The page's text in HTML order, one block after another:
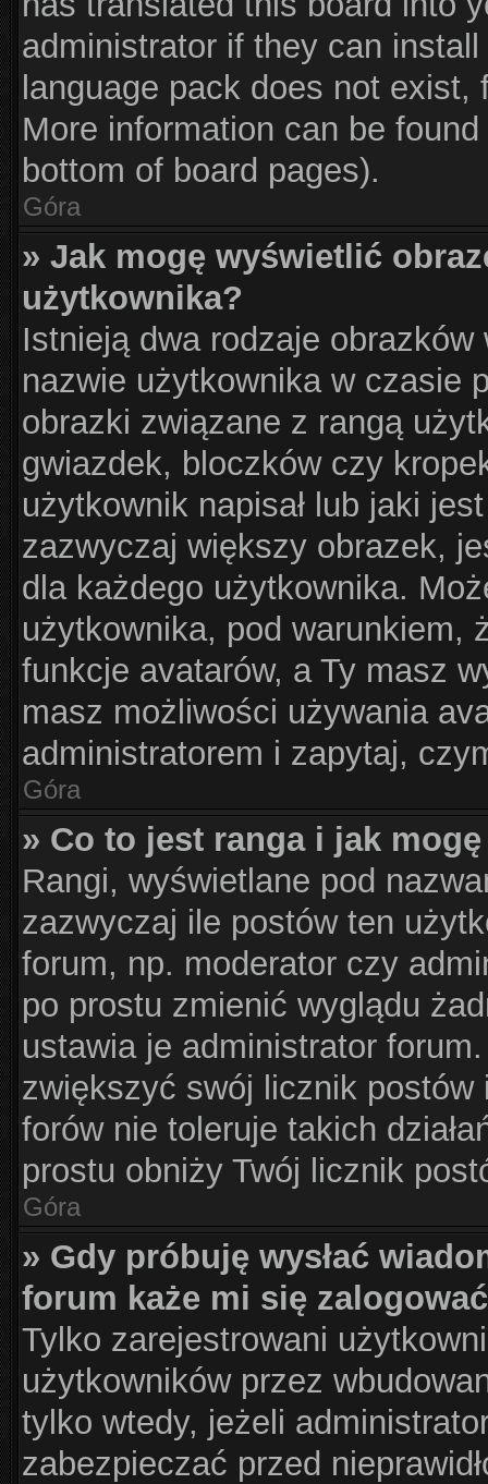
administrator if they can
language pack does not
More information can be
bottom of board pages).
Góra
» Jak mogę wyświetlić
użytkownika?
Istnieją dwa rodzaje
nazwie użytkownika w czasie
obrazki związane z rangą
gwiazdek, bloczków czy
użytkownik napisał lub jaki
zazwyczaj większy obrazek,
dla każdego użytkownika.
użytkownika, pod warunkiem,
funkcje avatarów, a Ty masz
masz możliwości używania
administratorem i zapytaj,
Góra
» Co to jest ranga i jak
Rangi, wyświetlane pod
zazwyczaj ile postów ten
forum, np. moderator czy
po prostu zmienić wyglądu
ustawia je administrator
zwiększyć swój licznik
forów nie toleruje takich
prostu obniży Twój licznik
Góra
» Gdy próbuję wysłać
forum każe mi się
Tylko zarejestrowani
użytkowników przez
tylko wtedy, jeżeli
zabezpieczać przed